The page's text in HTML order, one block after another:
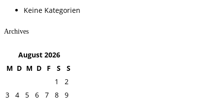
Keine Kategorien
Archives
August 2026
M D M D F S
S
1
2
3
4 5 6 7 8
9